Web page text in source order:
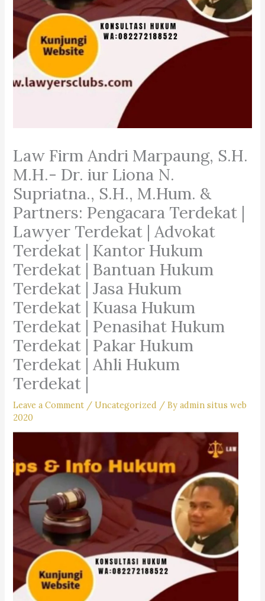
Law Firm Andri Marpaung, S.H.
M.H.- Dr. iur Liona N.
Supriatna., S.H., M.Hum. &
Partners: Pengacara Terdekat |
Lawyer Terdekat | Advokat
Terdekat | Kantor Hukum
Terdekat | Bantuan Hukum
Terdekat | Jasa Hukum
Terdekat | Kuasa Hukum
Terdekat | Penasihat Hukum
Terdekat | Pakar Hukum
Terdekat | Ahli Hukum
Terdekat |
Leave a Comment /Uncategorized / Byadmin situs web
2020